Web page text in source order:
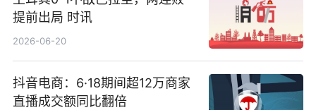
提前出局 时讯
2026-06-20
抖音电商：6·18期间超12万商家
直播成交额同比翻倍